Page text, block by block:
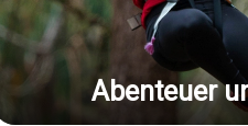
Abenteuer